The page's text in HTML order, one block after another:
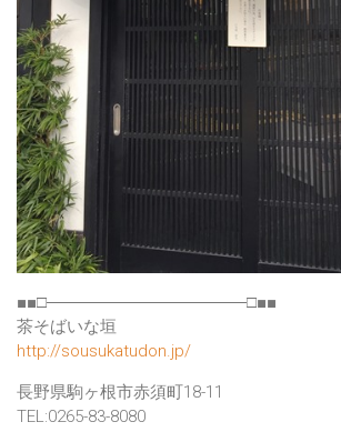
■■□――――――――――――□■■
茶そばいな垣
http://sousukatudon.jp/
長野県駒ヶ根市赤須町18-11
TEL:0265-83-8080